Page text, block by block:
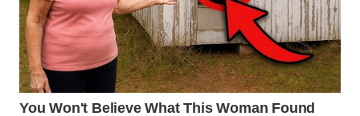
WN
PURWAKARTA
WN
PRIANGAN
TIMUR